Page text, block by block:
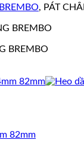
BREMBO, PÁT
82mm